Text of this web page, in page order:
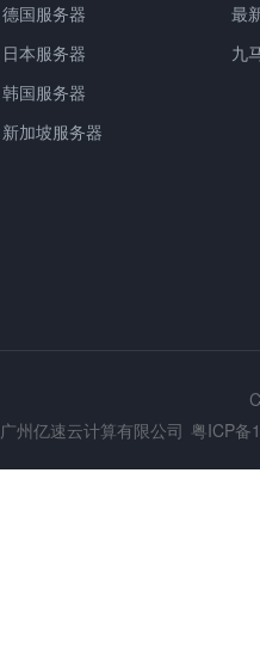
德国服务器
日本服务器
韩国服务器
新加坡服务器
最
九
广州亿速云计算有限公司 粤ICP备